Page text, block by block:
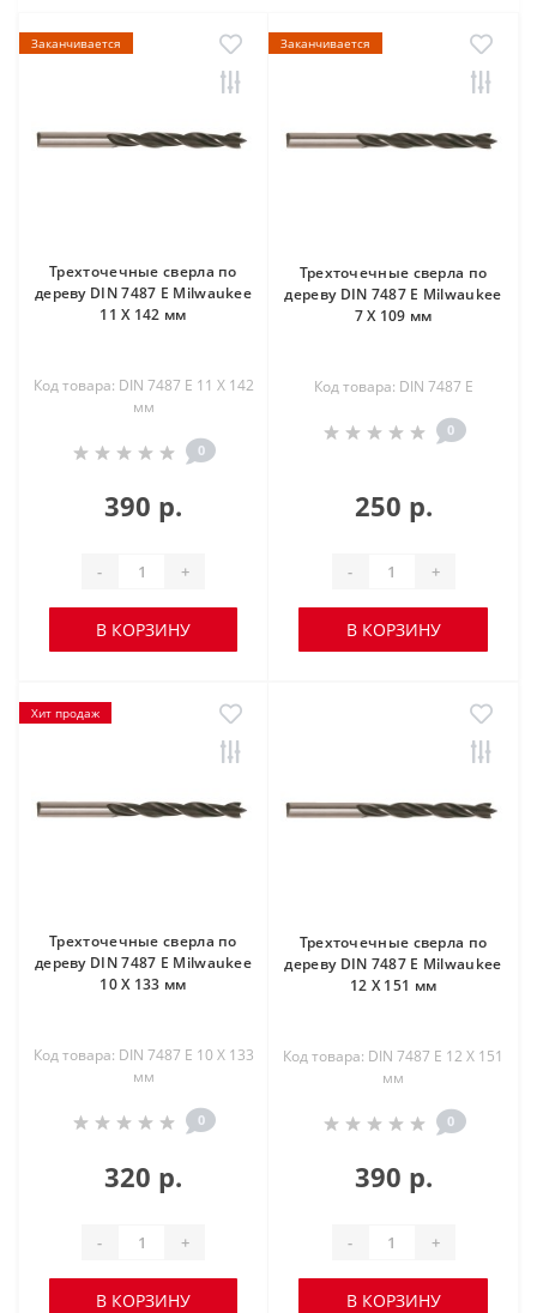
Заканчивается
Трехточечные сверла по
дереву DIN 7487 E Milwaukee
11 X 142 мм
Код товара: DIN 7487 E 11 X 142
мм
0
390 р.
- +
В КОРЗИНУ
Заканчивается
Трехточечные сверла по
дереву DIN 7487 E Milwaukee
7 Х 109 мм
Код товара: DIN 7487 E
0
250 р.
- +
В КОРЗИНУ
Хит продаж
Трехточечные сверла по
дереву DIN 7487 E Milwaukee
10 X 133 мм
Код товара: DIN 7487 E 10 X 133
мм
0
320 р.
- +
В КОРЗИНУ
Трехточечные сверла по
дереву DIN 7487 E Milwaukee
12 X 151 мм
Код товара: DIN 7487 E 12 X 151
мм
0
390 р.
- +
В КОРЗИНУ